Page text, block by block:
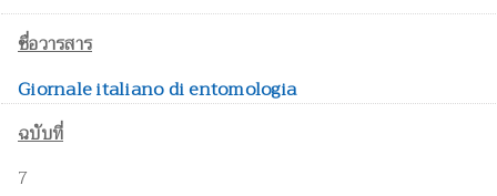
ชื่อวารสาร
Giornale italiano di entomologia
ฉบับที่
7